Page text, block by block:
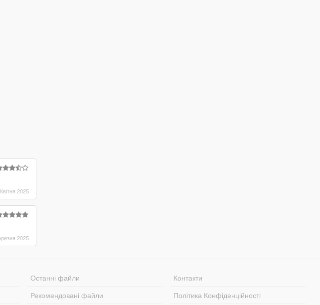
2025
2025
Останні файли
Рекомендовані файли
Контакти
Політика Конфіденційності